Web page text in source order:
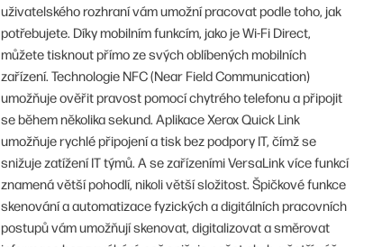
uživatelského rozhraní vám umožní pracovat podle toho, jak
potřebujete. Díky mobilním funkcím, jako je Wi-Fi Direct,
můžete tisknout přímo ze svých oblíbených mobilních
zařízení. Technologie NFC (Near Field Communication)
umožňuje ověřit pravost pomocí chytrého telefonu a připojit
se během několika sekund. Aplikace Xerox Quick Link
umožňuje rychlé připojení a tisk bez podpory IT, čímž se
snižuje zatížení IT týmů. A se zařízeními VersaLink více funkcí
znamená větší pohodlí, nikoli větší složitost. Špičkové funkce
skenování a automatizace fyzických a digitálních pracovních
postupů vám umožňují skenovat, digitalizovat a směrovat